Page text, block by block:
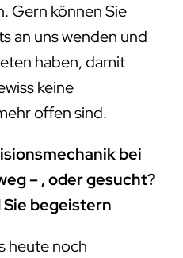
Gern können Sie
an uns wenden und
haben, damit
keine
offen sind.
bei
– , oder gesucht?
Sie begeistern
heute noch